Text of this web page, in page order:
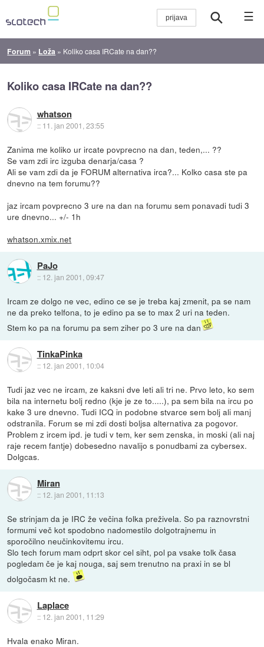
☰
Forum » Loža » Koliko casa IRCate na dan??
Koliko casa IRCate na dan??
whatson
:: 11. jan 2001, 23:55
Zanima me koliko ur ircate povprecno na dan, teden,... ??
Se vam zdi irc izguba denarja/casa ?
Ali se vam zdi da je FORUM alternativa irca?... Kolko casa ste pa
dnevno na tem forumu??
jaz ircam povprecno 3 ure na dan na forumu sem ponavadi tudi 3
ure dnevno... +/- 1h
whatson.xmix.net
PaJo
:: 12. jan 2001, 09:47
Ircam ze dolgo ne vec, edino ce se je treba kaj zmenit, pa se nam
ne da preko telfona, to je edino pa se to max 2 uri na teden.
Stem ko pa na forumu pa sem ziher po 3 ure na dan
TinkaPinka
:: 12. jan 2001, 10:04
Tudi jaz vec ne ircam, ze kaksni dve leti ali tri ne. Prvo leto, ko sem
bila na internetu bolj redno (kje je ze to.....), pa sem bila na ircu po
kake 3 ure dnevno. Tudi ICQ in podobne stvarce sem bolj ali manj
odstranila. Forum se mi zdi dosti boljsa alternativa za pogovor.
Problem z ircem ipd. je tudi v tem, ker sem zenska, in moski (ali naj
raje recem fantje) dobesedno navalijo s ponudbami za cybersex.
Dolgcas.
Miran
:: 12. jan 2001, 11:13
Se strinjam da je IRC že večina folka preživela. So pa raznovrstni
formumi več kot spodobno nadomestilo dolgotrajnemu in
sporočilno neučinkovitemu ircu.
Slo tech forum mam odprt skor cel siht, pol pa vsake tolk časa
pogledam če je kaj nouga, saj sem trenutno na praxi in se bl
dolgočasm kt ne.
Laplace
:: 12. jan 2001, 11:29
Hvala enako Miran.